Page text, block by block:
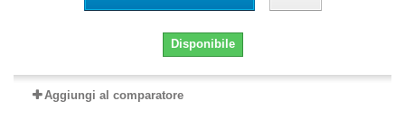
Disponibile
Aggiungi al comparatore